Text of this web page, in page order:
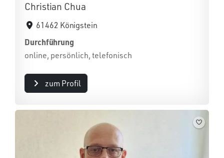
Christian Chua
61462 Königstein
Durchführung
online, persönlich, telefonisch
zum Profil